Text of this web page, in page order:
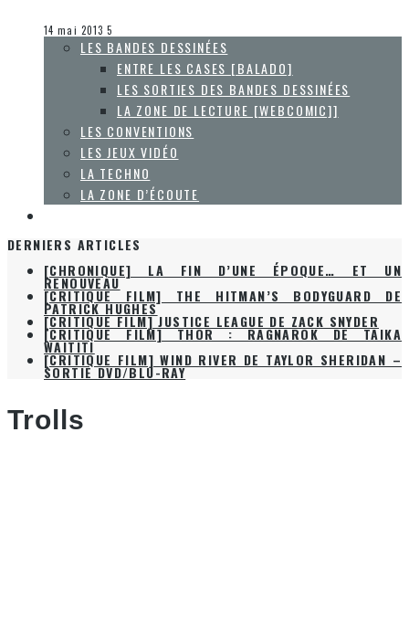
14 mai 2013 5
LES BANDES DESSINÉES
ENTRE LES CASES [BALADO]
LES SORTIES DES BANDES DESSINÉES
LA ZONE DE LECTURE [WEBCOMIC]]
LES CONVENTIONS
LES JEUX VIDÉO
LA TECHNO
LA ZONE D’ÉCOUTE
DERNIERS ARTICLES
[CHRONIQUE] LA FIN D’UNE ÉPOQUE… ET UN
RENOUVEAU
[CRITIQUE FILM] THE HITMAN’S BODYGUARD DE
PATRICK HUGHES
[CRITIQUE FILM] JUSTICE LEAGUE DE ZACK SNYDER
[CRITIQUE FILM] THOR : RAGNAROK DE TAIKA
WAITITI
[CRITIQUE FILM] WIND RIVER DE TAYLOR SHERIDAN –
SORTIE DVD/BLU-RAY
Trolls